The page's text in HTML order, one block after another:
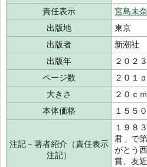
責任表示
宮島未奈
出版地
東京
出版者
新潮社
出版年
２０２
ページ数
２０１ｐ
大きさ
２０ｃｍ
本体価格
１５５
注記－著者紹介（責任表示
注記）
１９８
君」で
がとう
賞、友